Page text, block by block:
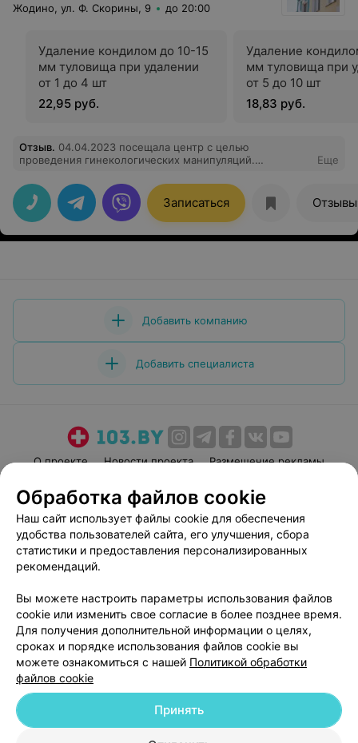
Жодино, ул. Ф. Скорины, 9 до 20:00
Удаление кондилом до 10-15
мм туловища при удалении
от 1 до 4 шт
22,95 руб.
Удаление
мм туловища при
от 5 до 10 шт
18,83 руб.
Отзыв. 04.04.2023 посещала центр с целью
проведения гинекологических манипуляций.
предстоящего. Но все прошло просто отлично! И
совсем не страшно! Большое спасибо врачу
Анишкевич Наталье Владимировне и девушке-
медсестре ( к сожалению, не знаю ее имя и фамилию).
Все было выполнено очень четко и профессионально.
Еще
Записаться Отзывы
Добавить компанию
Добавить специалиста
О проекте Новости проекта
Размещение рекламы
Пользовательское соглашение
Способы оплаты
Вакансии
Партнеры
Написать руководителю 103.by
Персональные настройки cookie
Обработка персональных данных
© 2026 ООО «Артокс Лаб», УНП 191700409| 220012, Республика Беларусь,
Обработка файлов cookie
Наш сайт использует файлы cookie для обеспечения
удобства пользователей сайта, его улучшения, сбора
статистики и предоставления персонализированных
рекомендаций.
Вы можете настроить параметры использования файлов
cookie или изменить свое согласие в более позднее время.
Для получения дополнительной информации о целях,
сроках и порядке использования файлов cookie вы
можете ознакомиться с нашей Политикой обработки
файлов cookie
Принять